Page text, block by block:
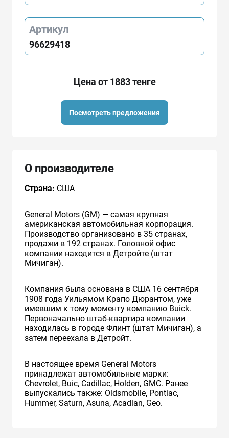
Артикул
96629418
Цена от 1883 тенге
Посмотреть предложения
О производителе
Страна: США
General Motors (GM) — самая крупная
американская автомобильная корпорация.
Производство организовано в 35 странах,
продажи в 192 странах. Головной офис
компании находится в Детройте (штат
Мичиган).
Компания была основана в США 16 сентября
1908 года Уильямом Крапо Дюрантом, уже
имевшим к тому моменту компанию Buick.
Первоначально штаб-квартира компании
находилась в городе Флинт (штат Мичиган), а
затем переехала в Детройт.
В настоящее время General Motors
принадлежат автомобильные марки:
Chevrolet, Buic, Cadillac, Holden, GMC. Ранее
выпускались также: Oldsmobile, Pontiac,
Hummer, Saturn, Asuna, Acadian, Geo.